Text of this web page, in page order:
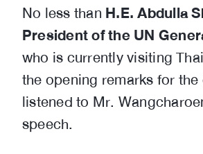
No less thanH.E. Abdulla
President of the UN
who is currently visiting
the opening remarks for
listened to Mr.
speech.